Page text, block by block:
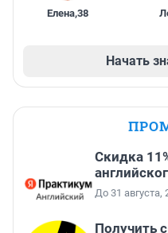
Елена,38
Начать
Скидка
До 31 августа,
Получить